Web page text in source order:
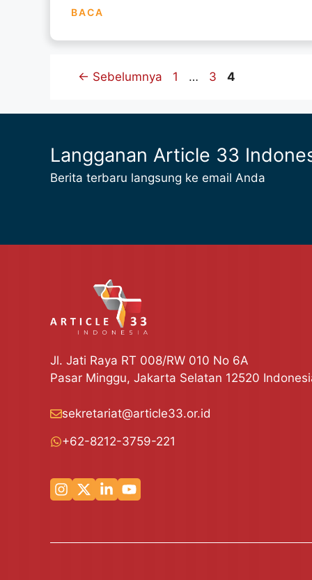
BACA
← Sebelumnya Halaman
1 … Halaman
3 Halaman
4
Langganan Article 33
Berita terbaru langsung ke email Anda
Jl. Jati Raya RT 008/RW 010 No 6A
Pasar Minggu, Jakarta Selatan 12520
sekretariat@article33.or.id
+62-8212-3759-221